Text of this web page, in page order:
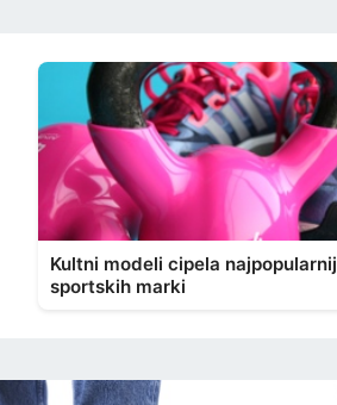
Kultni modeli cipela
sportskih marki